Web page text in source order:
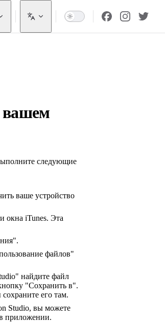
вашем
следующие
ваше устройство
окна iTunes. Эта
файлов"
найдите файл
"Сохранить в".
его там.
Studio, вы можете
приложении.